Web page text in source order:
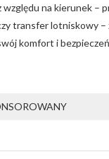
względu na kierunek –
transfer lotniskowy –
komfort i